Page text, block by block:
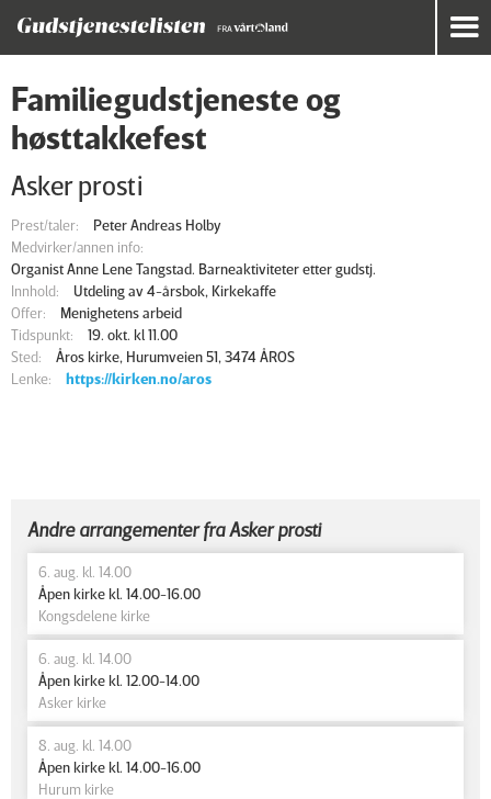
Familiegudstjeneste og
høsttakkefest
Asker prosti
Prest/taler:
Peter Andreas Holby
Medvirker/annen info:
Organist Anne Lene Tangstad. Barneaktiviteter etter gudstj.
Innhold:
Utdeling av 4-årsbok, Kirkekaffe
Offer:
Menighetens arbeid
Tidspunkt:
19. okt. kl 11.00
Sted:
Åros kirke, Hurumveien 51, 3474 ÅROS
Lenke:
https://kirken.no/aros
Andre arrangementer fra Asker prosti
6. aug. kl. 14.00
Åpen kirke kl. 14.00-16.00
Kongsdelene kirke
6. aug. kl. 14.00
Åpen kirke kl. 12.00-14.00
Asker kirke
8. aug. kl. 14.00
Åpen kirke kl. 14.00-16.00
Hurum kirke